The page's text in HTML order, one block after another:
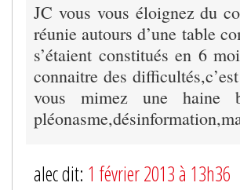
JC vous vous éloignez du
réunie autours d’une table
s’étaient constitués en 6
connaitre des
vous mimez une haine
alec dit: 1 février 2013 à 13h36